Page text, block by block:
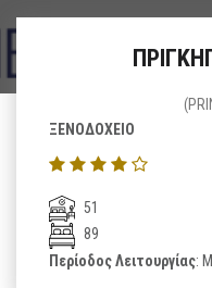
ΞΕΝΟΔΟΧΕΙΟ
51
89
Περίοδος Λειτουργίας: